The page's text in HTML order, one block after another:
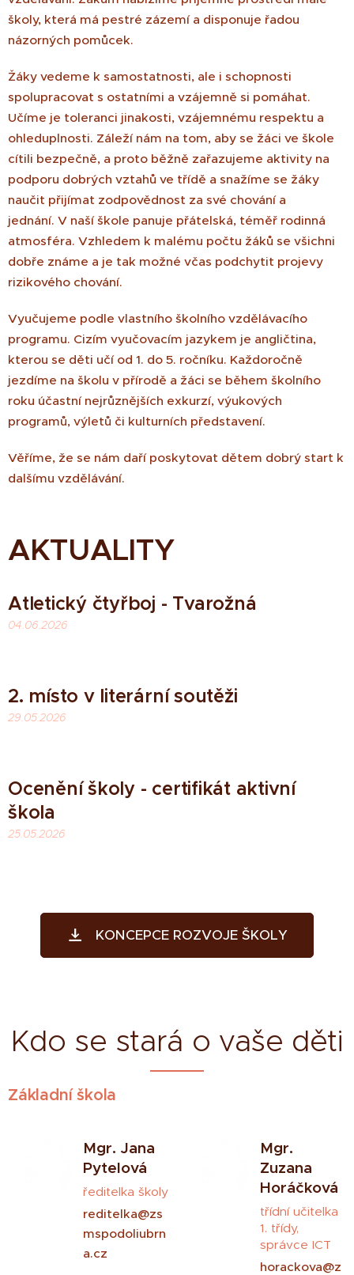
školy, která má pestré zázemí a disponuje řadou
názorných pomůcek.
Žáky vedeme k samostatnosti, ale i schopnosti
spolupracovat s ostatními a vzájemně si pomáhat.
Učíme je toleranci jinakosti, vzájemnému respektu a
ohleduplnosti. Záleží nám na tom, aby se žáci ve škole
cítili bezpečně, a proto běžně zařazujeme aktivity na
podporu dobrých vztahů ve třídě a snažíme se žáky
naučit přijímat zodpovědnost za své chování a
jednání. V naší škole panuje přátelská, téměř rodinná
atmosféra. Vzhledem k malému počtu žáků se všichni
dobře známe a je tak možné včas podchytit projevy
rizikového chování.
Vyučujeme podle vlastního školního vzdělávacího
programu. Cizím vyučovacím jazykem je angličtina,
kterou se děti učí od 1. do 5. ročníku. Každoročně
jezdíme na školu v přírodě a žáci se během školního
roku účastní nejrůznějších exkurzí, výukových
programů, výletů či kulturních představení.
Věříme, že se nám daří poskytovat dětem dobrý start k
dalšímu vzdělávání.
AKTUALITY
Atletický čtyřboj - Tvarožná
04.06.2026
2. místo v literární soutěži
29.05.2026
Ocenění školy - certifikát aktivní
škola
25.05.2026
KONCEPCE ROZVOJE ŠKOLY
Kdo se stará o vaše děti
Základní škola
Mgr. Jana
Pytelová
ředitelka školy
reditelka@zs
mspodoliubrn
a.cz
Mgr.
Zuzana
Horáčková
třídní učitelka
1. třídy,
správce ICT
horackova@z